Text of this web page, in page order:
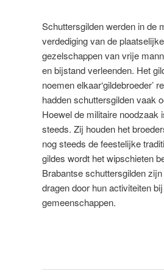
Schuttersgilden werden in de
verdediging van de
gezelschappen van vrije
en bijstand verleenden. Het
noemen elkaar‘gildebroeder’
hadden schuttersgilden vaak
Hoewel de militaire noodzaak
steeds. Zij houden het
nog steeds de feestelijke
gildes wordt het wipschieten
Brabantse schuttersgilden
dragen door hun activiteiten
gemeenschappen.